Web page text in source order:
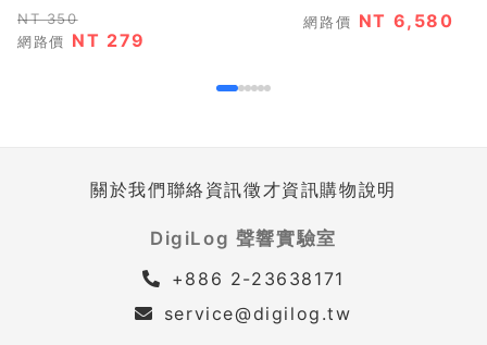
NT 350
網路價 NT 279
網路價 NT 6,580
關於我們聯絡資訊徵才資訊購物說明
DigiLog 聲響實驗室
+886 2-23638171
service@digilog.tw